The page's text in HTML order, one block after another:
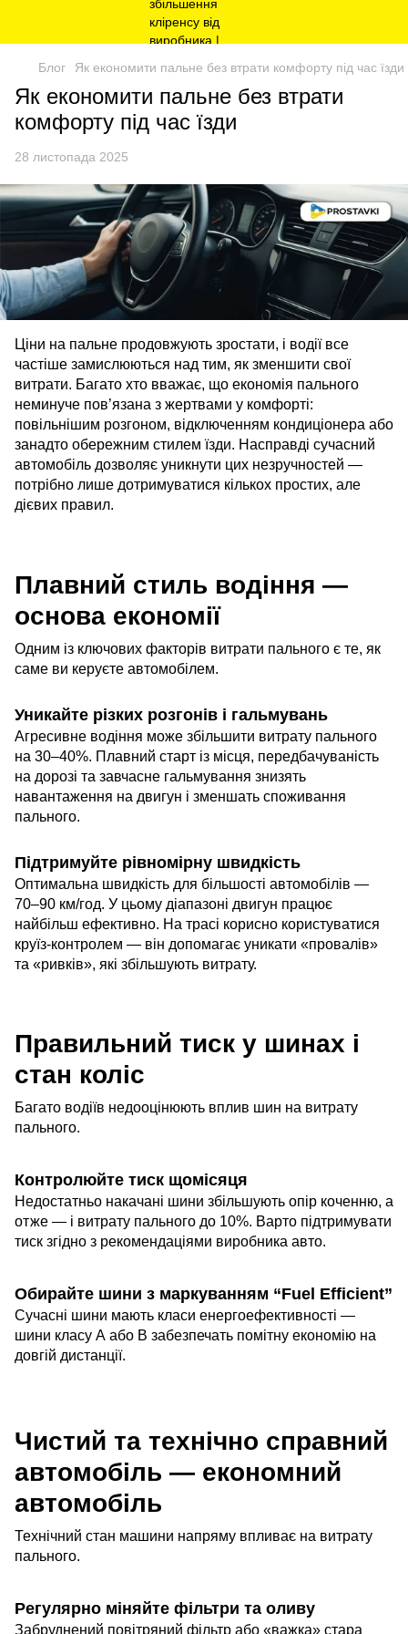
Блог Як економити пальне без втрати комфорту під час
Як економити пальне без втрати
комфорту під час їзди
28 листопада 2025
Ціни на пальне продовжують зростати, і водії все
частіше замислюються над тим, як зменшити свої
витрати. Багато хто вважає, що економія пального
неминуче пов’язана з жертвами у комфорті:
повільнішим розгоном, відключенням кондиціонера або
занадто обережним стилем їзди. Насправді сучасний
автомобіль дозволяє уникнути цих незручностей —
потрібно лише дотримуватися кількох простих, але
дієвих правил.
Плавний стиль водіння —
основа економії
Одним із ключових факторів витрати пального є те, як
саме ви керуєте автомобілем.
Уникайте різких розгонів і гальмувань
Агресивне водіння може збільшити витрату пального
на 30–40%. Плавний старт із місця, передбачуваність
на дорозі та завчасне гальмування знизять
навантаження на двигун і зменшать споживання
пального.
Підтримуйте рівномірну швидкість
Оптимальна швидкість для більшості автомобілів —
70–90 км/год. У цьому діапазоні двигун працює
найбільш ефективно. На трасі корисно користуватися
круїз-контролем — він допомагає уникати «провалів»
та «ривків», які збільшують витрату.
Правильний тиск у шинах і
стан коліс
Багато водіїв недооцінюють вплив шин на витрату
пального.
Контролюйте тиск щомісяця
Недостатньо накачані шини збільшують опір коченню, а
отже — і витрату пального до 10%. Варто підтримувати
тиск згідно з рекомендаціями виробника авто.
Обирайте шини з маркуванням “Fuel Efficient”
Сучасні шини мають класи енергоефективності —
шини класу А або B забезпечать помітну економію на
довгій дистанції.
Чистий та технічно справний
автомобіль — економний
автомобіль
Технічний стан машини напряму впливає на витрату
пального.
Регулярно міняйте фільтри та оливу
Забруднений повітряний фільтр або «важка» стара